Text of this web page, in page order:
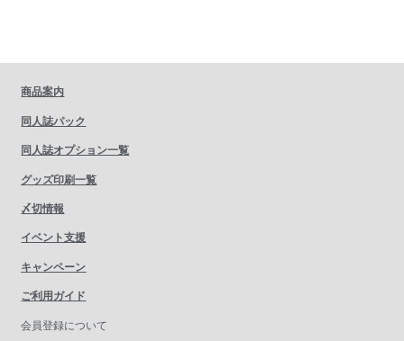
商品案内
同人誌パック
同人誌オプション一覧
グッズ印刷一覧
〆切情報
イベント支援
キャンペーン
ご利用ガイド
会員登録について